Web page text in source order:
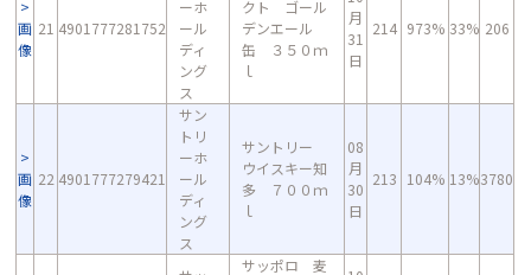
画
像
21 4901777281752
ーホ
ール
ディ
ング
ス
クト ゴール
デンエール
缶 ３５０ｍ
ｌ
月
31
日
214 973% 33% 206
画
像
22 4901777279421
サン
トリ
ーホ
ール
ディ
ング
ス
サントリー
ウイスキー知
多 ７００ｍ
ｌ
08
月
30
日
213 104% 13%3780
サッポロ 麦